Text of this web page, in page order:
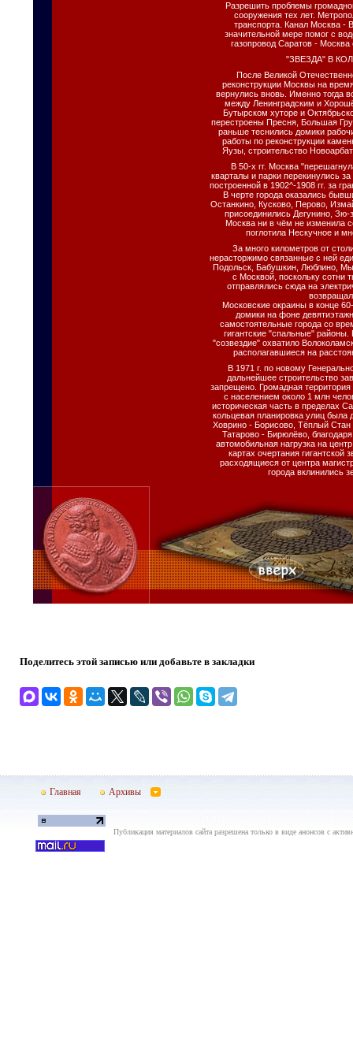
Разрешить проблемы
сооружения тех лет.
транспорта. Канал Москва
значительной мере помог с
газопровод Саратов -
"ЗВЕЗДА" В
После Великой
реконструкции Москвы на
вернулись вновь. Именно тогда
между Ленинградским и
Бутырском хуторе и
перестроены Пресня, Большая
раньше теснились домики
работы по реконструкции
Яузы, строительство
В 50-х гг. Москва
кварталы и парки перекинулись
построенной в 1902^-1908 гг. за
В черте города оказались
Останкино, Кусково, Перово,
присоединились Дегунино,
Москва ни в чём не изменила
поглотила Нескучное и
За много километров от
нерасторжимо связанные с ней
Подольск, Бабушкин, Люблино,
с Москвой, поскольку сотни
отправлялись сюда на
Московские окраины в конце
домики на фоне
самостоятельные города со
гигантские "спальные" районы.
"созвездие" охватило
располагавшиеся на
В 1971 г. по новому
дальнейшее строительство
запрещено. Громадная
с населением около 1 млн
историческая часть в пределах
кольцевая планировка улиц была
Ховрино - Борисово, Тёплый
Татарово - Бирюлёво,
автомобильная нагрузка на
картах очертания гигантской
расходящиеся от центра
города вклинились
Поделитесь этой записью или добавьте в закладки
Главная Архивы
Публикация материалов сайта разрешена только в виде анонсов с